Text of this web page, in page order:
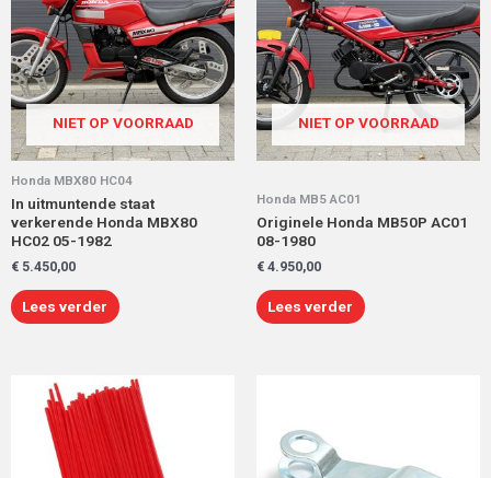
NIET OP VOORRAAD
Honda MBX80 HC04
In uitmuntende staat
verkerende Honda MBX80
HC02 05-1982
€ 5.450,00
Lees verder
NIET OP VOORRAAD
Honda MB5 AC01
Originele Honda MB50P AC01
08-1980
€ 4.950,00
Lees verder